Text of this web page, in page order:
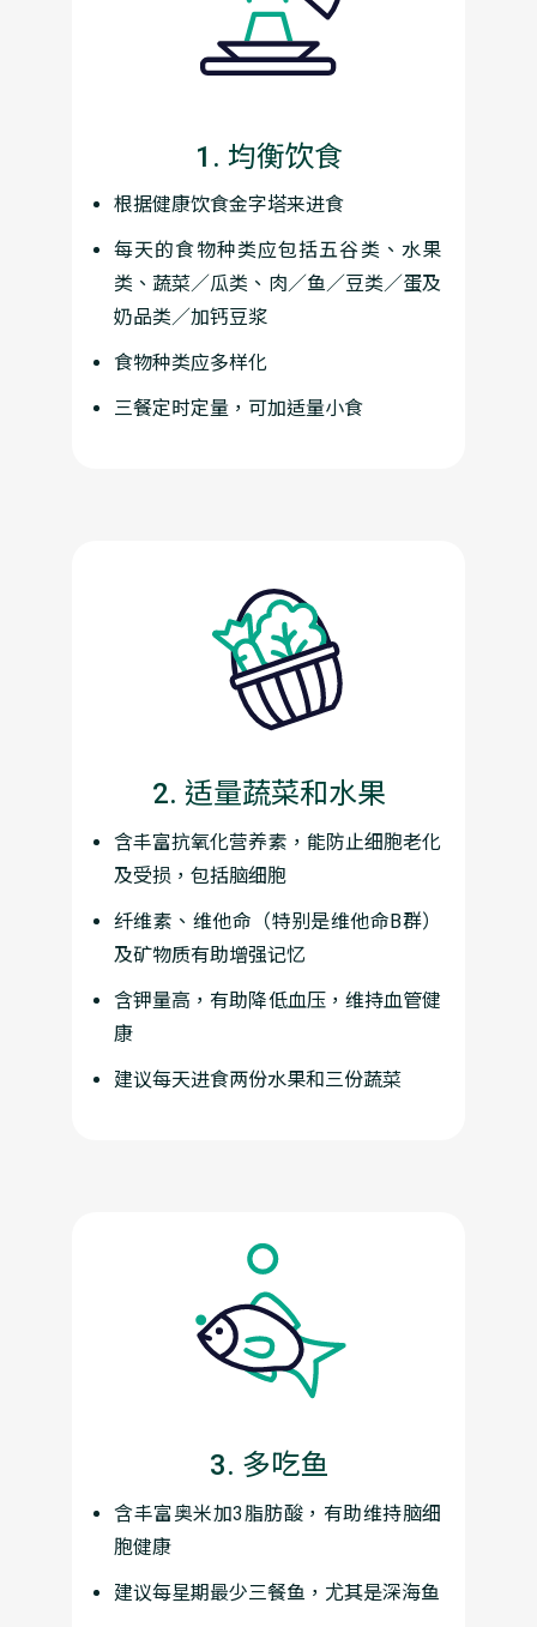
1. 均衡饮食
根据健康饮食金字塔来进食
每天的食物种类应包括五谷类、水果
类、蔬菜／瓜类、肉／鱼／豆类／蛋及
奶品类／加钙豆浆
食物种类应多样化
三餐定时定量，可加适量小食
2. 适量蔬菜和水果
含丰富抗氧化营养素，能防止细胞老化
及受损，包括脑细胞
纤维素、维他命（特别是维他命B群）
及矿物质有助增强记忆
含钾量高，有助降低血压，维持血管健
康
建议每天进食两份水果和三份蔬菜
3. 多吃鱼
含丰富奥米加3脂肪酸，有助维持脑细
胞健康
建议每星期最少三餐鱼，尤其是深海鱼